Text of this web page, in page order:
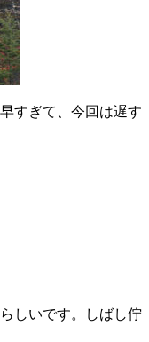
すぎて、今回は遅す
しいです。しばし佇